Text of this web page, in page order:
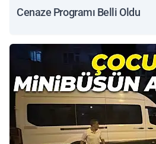
Cenaze Programı Belli Oldu